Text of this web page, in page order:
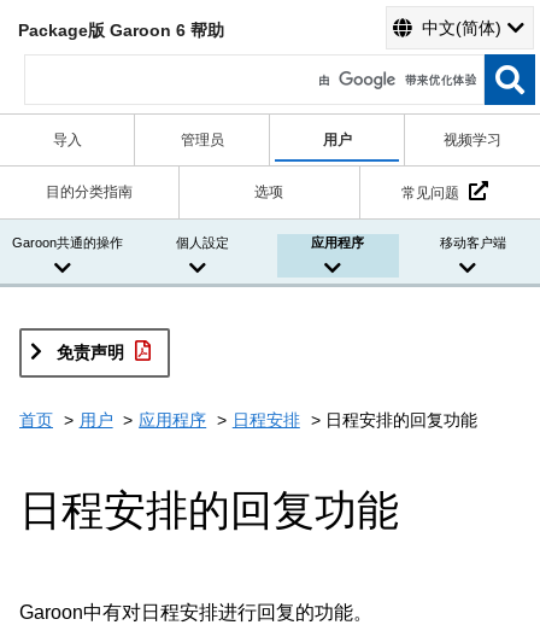
Package版 Garoon 6 帮助 中文(简体)
导入 管理员 用户 视频学习
目的分类指南 选项 常见问题
Garoon共通的操作 個人設定 应用程序 移动客户端
免责声明
首页 用户 应用程序 日程安排 日程安排的回复功能
日程安排的回复功能
Garoon中有对日程安排进行回复的功能。